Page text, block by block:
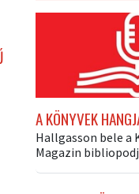
A KÖNYVEK
Hallgasson bele a
Magazin